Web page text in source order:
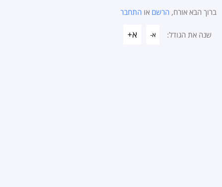
ברוך הבא אורח, הרשם או התחבר
שנה את הגודל: א- א+